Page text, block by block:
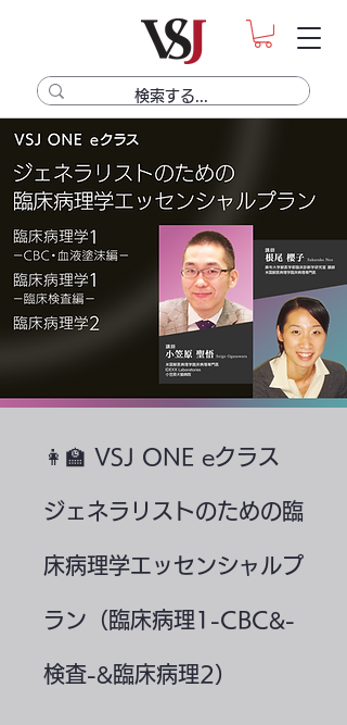
👩‍🏫 VSJ ONE eクラス
ジェネラリストのための臨
床病理学エッセンシャルプ
ラン（臨床病理1-CBC&-
検査-&臨床病理2）